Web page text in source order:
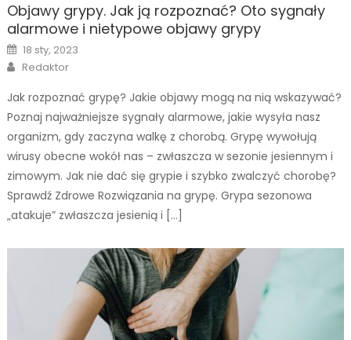
Objawy grypy. Jak ją rozpoznać? Oto sygnały
alarmowe i nietypowe objawy grypy
Posted
on
18 sty, 2023
Author
Redaktor
Jak rozpoznać grypę? Jakie objawy mogą na nią wskazywać?
Poznaj najważniejsze sygnały alarmowe, jakie wysyła nasz
organizm, gdy zaczyna walkę z chorobą. Grypę wywołują
wirusy obecne wokół nas – zwłaszcza w sezonie jesiennym i
zimowym. Jak nie dać się grypie i szybko zwalczyć chorobę?
Sprawdź Zdrowe Rozwiązania na grypę. Grypa sezonowa
„atakuje” zwłaszcza jesienią i […]